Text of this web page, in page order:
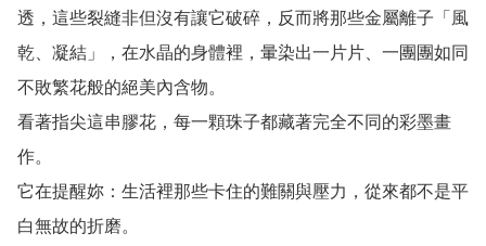
透，這些裂縫非但沒有讓它破碎，反而將那些金屬離子「風
乾、凝結」，在水晶的身體裡，暈染出一片片、一團團如同
不敗繁花般的絕美內含物。
看著指尖這串膠花，每一顆珠子都藏著完全不同的彩墨畫
作。
它在提醒妳：生活裡那些卡住的難關與壓力，從來都不是平
白無故的折磨。